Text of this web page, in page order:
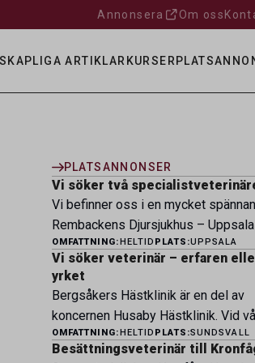
Annonsera Om oss
ARTIKLAR KURSER
PLATSANNONSER
Vi söker två
Vi befinner oss i en mycket
Rembackens Djursjukhus –
ledande djursjukhus – expanderar
specialistverksamhet och söker
legitimerade veterinärer med
specialistkompetens som vill vara
och forma vårt nästa kapitel. Hos oss
möter du ett engagerat team,
OMFATTNING:HELTID PLATS:UPPSALA
Vi söker veterinär – erfaren
yrket
Bergsåkers Hästklinik är en del av
koncernen Husaby Hästklinik. Vid
övriga verksamheter i Husaby,
Bjertorp jobbar idag ett 60-tal
OMFATTNING:HELTID PLATS:SUNDSVALL
Besättningsveterinär till